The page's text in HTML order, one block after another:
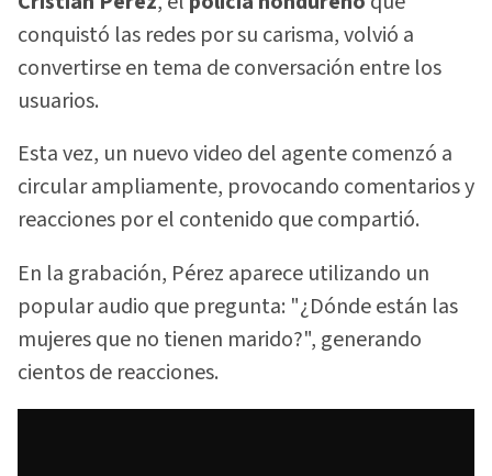
conquistó las redes por su carisma, volvió a
convertirse en tema de conversación entre los
usuarios.
Esta vez, un nuevo video del agente comenzó a
circular ampliamente, provocando comentarios y
reacciones por el contenido que compartió.
En la grabación, Pérez aparece utilizando un
popular audio que pregunta: "¿Dónde están las
mujeres que no tienen marido?", generando
cientos de reacciones.